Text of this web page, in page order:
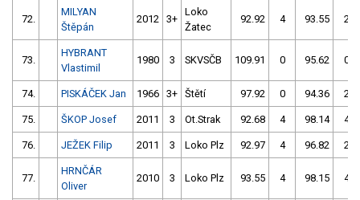
72.
MILYAN
Štěpán
2012 3+
Loko
Žatec
92.92 4 93.55 2
73.
HYBRANT
Vlastimil
1980 3 SKVSČB 109.91 0 95.62 0
74. PISKÁČEK Jan 1966 3+ Štětí 97.92 0 94.36 2
75. ŠKOP Josef 2011 3 Ot.Strak 92.68 4 98.14 4
76. JEŽEK Filip 2011 3 Loko Plz 92.97 4 96.82 2
77.
HRNČÁR
Oliver
2010 3 Loko Plz 93.55 4 98.15 4